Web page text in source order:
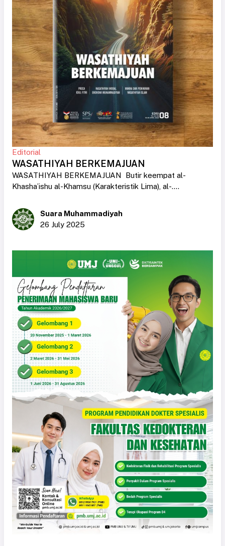
Editorial
WASATHIYAH BERKEMAJUAN
WASATHIYAH BERKEMAJUAN Butir keempat al-
Khasha’ishu al-Khamsu (Karakteristik Lima), al-....
Suara Muhammadiyah
26 July 2025